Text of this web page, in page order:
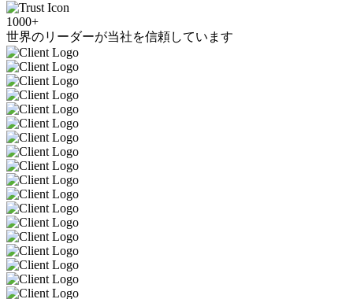
1000+
世界のリーダーが当社を信頼しています